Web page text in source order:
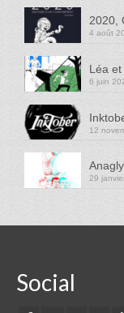
2020,
4 août
Léa
6 juin
12
29
Social